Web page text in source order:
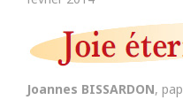
Joannes BISSARDON,